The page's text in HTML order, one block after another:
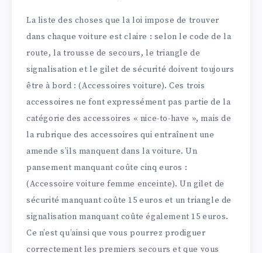
La liste des choses que la loi impose de trouver
dans chaque voiture est claire : selon le code de la
route, la trousse de secours, le triangle de
signalisation et le gilet de sécurité doivent toujours
être à bord : (Accessoires voiture). Ces trois
accessoires ne font expressément pas partie de la
catégorie des accessoires « nice-to-have », mais de
la rubrique des accessoires qui entraînent une
amende s’ils manquent dans la voiture. Un
pansement manquant coûte cinq euros :
(Accessoire voiture femme enceinte). Un gilet de
sécurité manquant coûte 15 euros et un triangle de
signalisation manquant coûte également 15 euros.
Ce n’est qu’ainsi que vous pourrez prodiguer
correctement les premiers secours et que vous